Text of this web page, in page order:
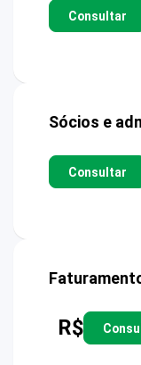
Consultar
Sócios e
Consultar
R$